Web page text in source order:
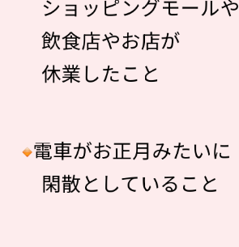
ショッピングモールや
飲食店やお店が
休業したこと
電車がお正月みたいに
閑散としていること